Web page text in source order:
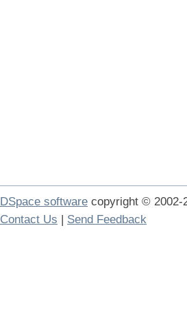
DSpace software copyright © 2002-
Contact Us | Send Feedback